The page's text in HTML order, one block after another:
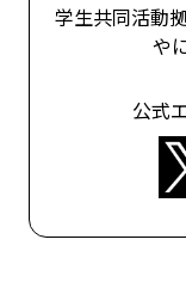
学生共同活動
や
公式